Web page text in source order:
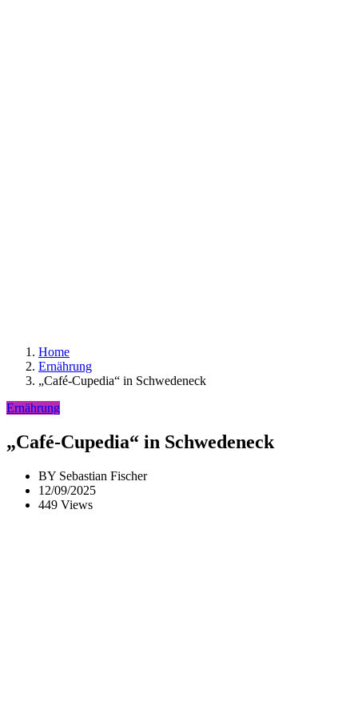
Home
Ernährung
„Café-Cupedia“ in Schwedeneck
Ernährung
„Café-Cupedia“ in Schwedeneck
BY Sebastian Fischer
12/09/2025
449 Views